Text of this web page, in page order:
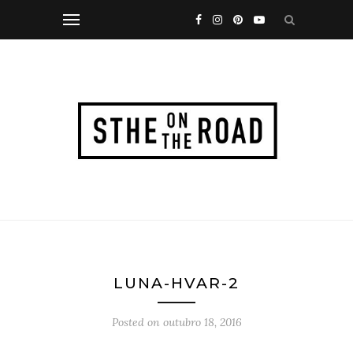
LUNA-HVAR-2
Posted on outubro 18, 2016